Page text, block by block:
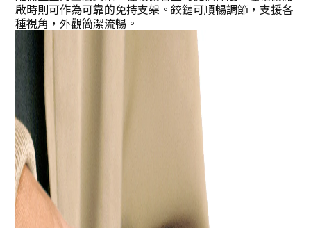
啟時則可作為可靠的免持支架。鉸鏈可順暢調節，支援各
種視角，外觀簡潔流暢。